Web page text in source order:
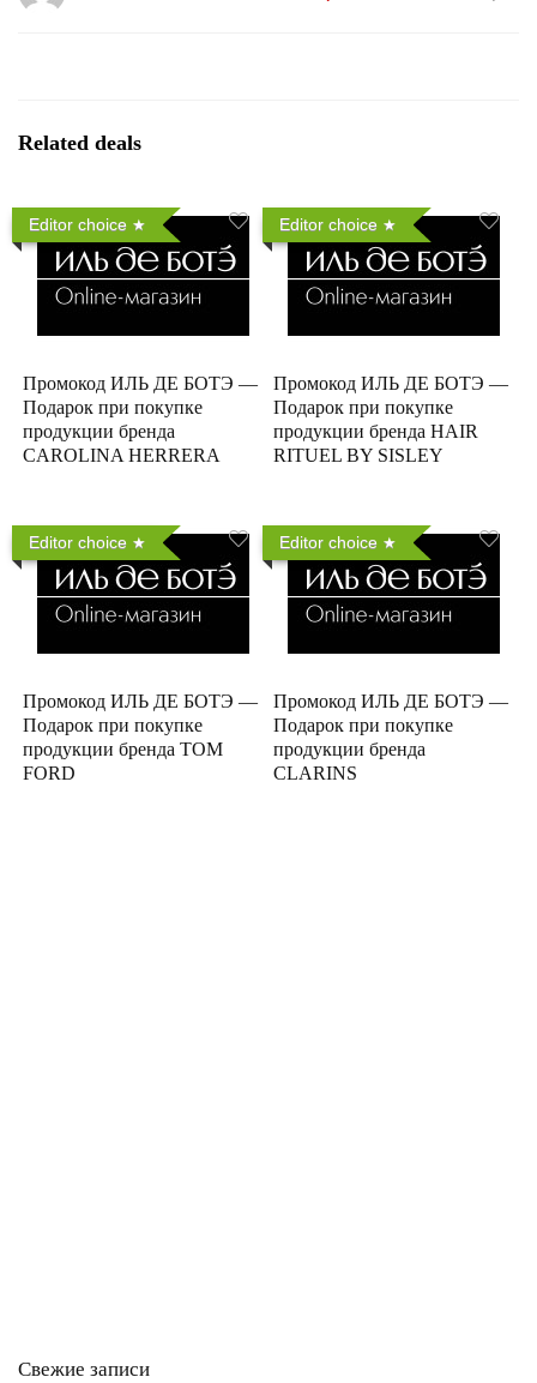
Related deals
Editor choice
Промокод ИЛЬ ДЕ БОТЭ —
Подарок при покупке
продукции бренда
CAROLINA HERRERA
Editor choice
Промокод ИЛЬ ДЕ БОТЭ —
Подарок при покупке
продукции бренда HAIR
RITUEL BY SISLEY
Editor choice
Промокод ИЛЬ ДЕ БОТЭ —
Подарок при покупке
продукции бренда TOM
FORD
Editor choice
Промокод ИЛЬ ДЕ БОТЭ —
Подарок при покупке
продукции бренда
CLARINS
Свежие записи